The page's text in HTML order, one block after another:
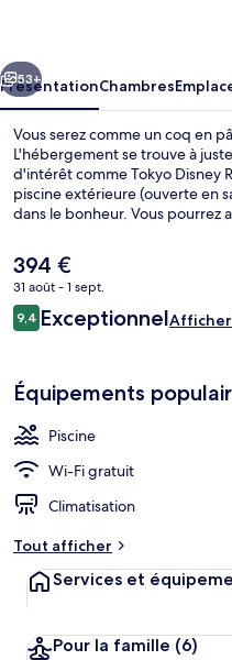
Suivant
53+
PrésentationChambres
Vous serez comme un coq en
L'hébergement se trouve à
d'intérêt comme Tokyo Disney
piscine extérieure (ouverte en
dans le bonheur. Vous pourrez
Ouvert à l'heure du petit
régale de ses spécialités
depuis l'hébergement, vous
comme Baie de Tokyo et Tokyo
ne tarissent pas d'éloges en ce
Disneyland est accessible en
monorail Resort Gateway se
Le
prix
actuel
est
394 €
31 août - 1 sept.
Avis
voyageurs
9,49,4 sur 10
ExceptionnelAfficher
Équipements
Piscine
Wi-Fi gratuit
Climatisation
Tout afficher
Services et
Pour la famille (6)